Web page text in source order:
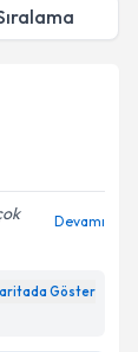
Devamı
Göster